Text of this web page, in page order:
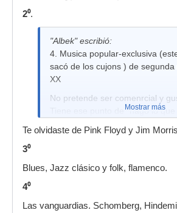
2⁰.
"Albek" escribió:
4. Musica popular-exclusiva
sacó de los cujons ) de
XX
No pretende ser comenrcial y
Tiene ese punto de "hago lo que
experimentación y la psicodelia.
Hendrich, Genesis, Velvet
heads, Bjork, PJ Harvey, etc
Mostrar más
Te olvidaste de Pink Floyd y Jim
3⁰
Blues, Jazz clásico y folk, flamenco.
4⁰
Las vanguardias. Schomberg,